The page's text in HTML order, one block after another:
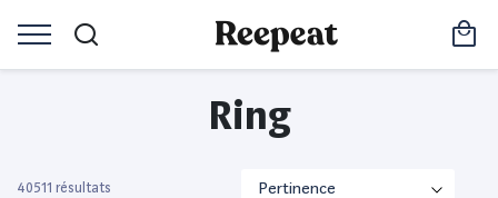
Ring
40511 résultats